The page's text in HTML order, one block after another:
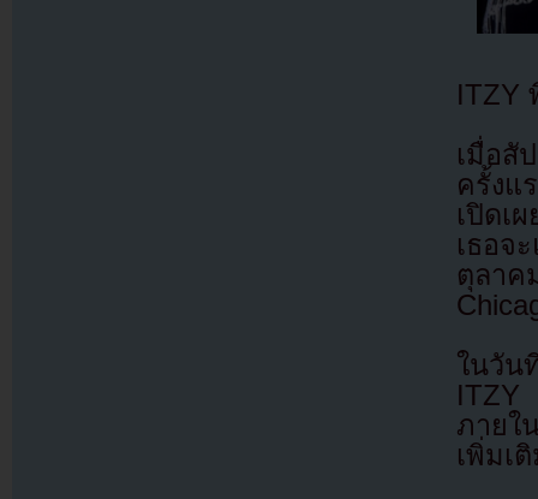
ITZY
เมื่อสั
ครั้งแ
เปิดเ
เธอจ
ตุลาค
ในวัน
ภายใ
เพิ่มเ